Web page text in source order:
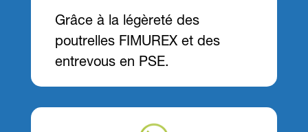
Grâce à la légèreté des
poutrelles FIMUREX et des
entrevous en PSE.